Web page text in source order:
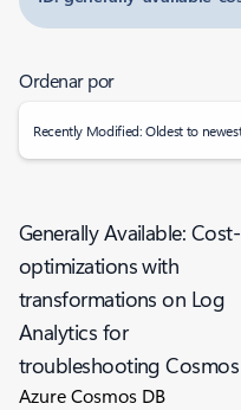
Ordenar por
Recently Modified: Oldest to
Generally Available: Cost-
optimizations with
transformations on Log
Analytics for
troubleshooting
Azure Cosmos DB